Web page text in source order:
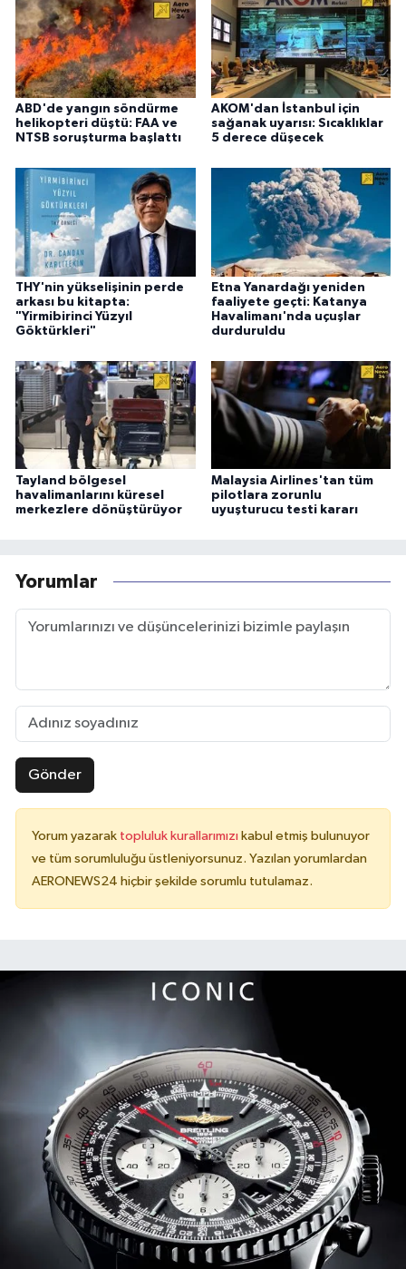
ABD'de yangın söndürme
helikopteri düştü: FAA ve
NTSB soruşturma başlattı
AKOM'dan İstanbul için
sağanak uyarısı: Sıcaklıklar
5 derece düşecek
THY'nin yükselişinin perde
arkası bu kitapta:
"Yirmibirinci Yüzyıl
Göktürkleri"
Etna Yanardağı yeniden
faaliyete geçti: Katanya
Havalimanı'nda uçuşlar
durduruldu
Tayland bölgesel
havalimanlarını küresel
merkezlere dönüştürüyor
Malaysia Airlines'tan tüm
pilotlara zorunlu
uyuşturucu testi kararı
Yorumlar
Gönder
Yorum yazarak topluluk kurallarımızı kabul etmiş bulunuyor
ve tüm sorumluluğu üstleniyorsunuz. Yazılan yorumlardan
AERONEWS24 hiçbir şekilde sorumlu tutulamaz.